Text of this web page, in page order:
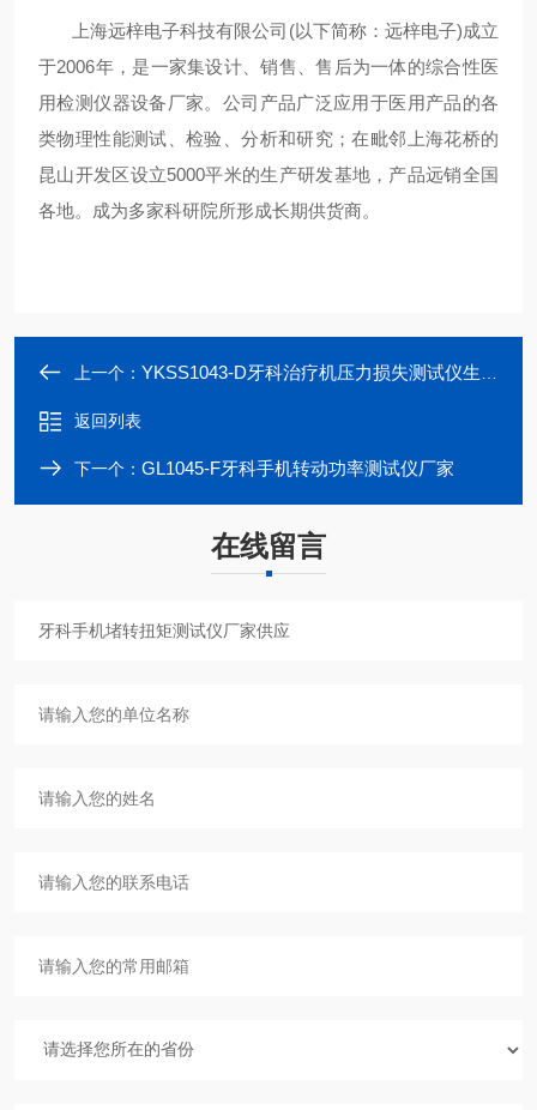
上海远梓电子科技有限公司 (以下简称：远梓电子)成立
于2006年，是一家集设计、销售、售后为一体的综合性医
用检测仪器设备厂家。公司产品广泛应用于医用产品的各
类物理性能测试、检验、分析和研究；在毗邻上海花桥的
昆山开发区设立5000平米的生产研发基地，产品远销全国
各地。成为多家科研院所形成长期供货商。
上一个： YKSS1043-D牙科治疗机压力损失测试仪生产厂家
返回列表
下一个： GL1045-F牙科手机转动功率测试仪厂家
在线留言